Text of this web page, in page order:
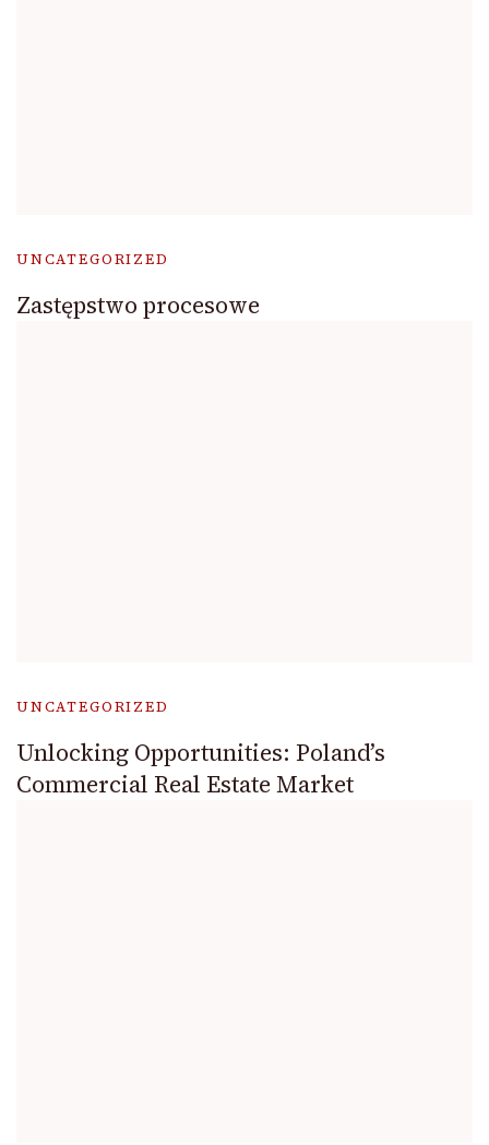
UNCATEGORIZED
Zastępstwo procesowe
UNCATEGORIZED
Unlocking Opportunities: Poland’s
Commercial Real Estate Market